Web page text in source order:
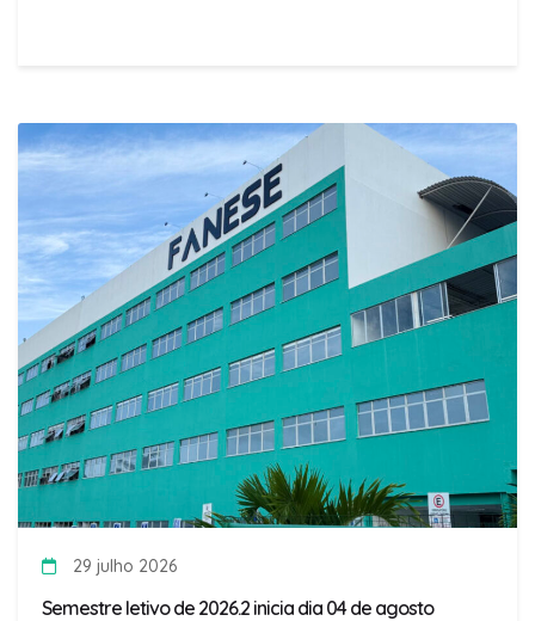
29 julho 2026
Semestre letivo de 2026.2 inicia dia 04 de agosto